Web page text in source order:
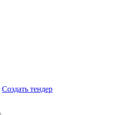
Создать тендер